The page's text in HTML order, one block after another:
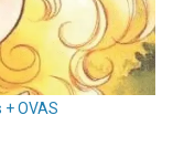
OVAS